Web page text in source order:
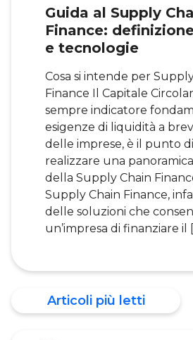
Guida al Supply
Finance:
e tecnologie
Cosa si intende per
Finance Il Capitale
sempre indicatore
esigenze di liquidità a
delle imprese, è il punto
realizzare una
della Supply Chain
Supply Chain Finance,
delle soluzioni che
un’impresa di finanziare il
Articoli più letti